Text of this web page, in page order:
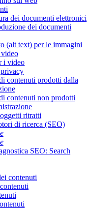
dei documenti elettronici
dei documenti
(alt text) per le immagini
i video
contenuti prodotti dalla
contenuti non prodotti
ritratti
di ricerca (SEO)
SEO: Search
contenuti